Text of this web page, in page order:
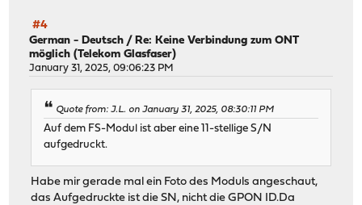
#4
German - Deutsch /Re: Keine Verbindung zum ONT
möglich (Telekom Glasfaser)
January 31, 2025, 09:06:23 PM
Quote from: J.L. on January 31, 2025, 08:30:11 PM
Auf dem FS-Modul ist aber eine 11-stellige S/N
aufgedruckt.
Habe mir gerade mal ein Foto des Moduls angeschaut,
das Aufgedruckte ist die SN, nicht die GPON ID.Da